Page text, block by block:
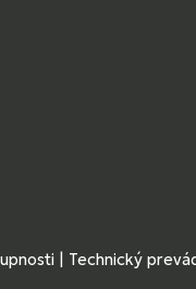
| Technický